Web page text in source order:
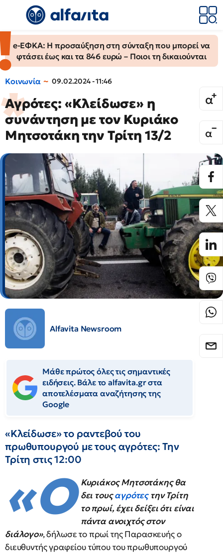
e-ΕΦΚΑ: Η προσαύξηση στη σύνταξη που μπορεί να
φτάσει έως και τα 846 ευρώ – Ποιοι τη δικαιούνται
Κοινωνία 09.02.2024 - 11:46
Αγρότες: «Κλείδωσε» η
συνάντηση με τον Κυριάκο
Μητσοτάκη την Τρίτη 13/2
Alfavita Newsroom
Μάθε πρώτος όλες τις σημαντικές
ειδήσεις. Βάλε το alfavita.gr στα
αποτελέσματα αναζήτησης της
Google
«Κλείδωσε» το ραντεβού του
πρωθυπουργού με τους αγρότες: Την
Τρίτη στις 12:00
«Ο Κυριάκος Μητσοτάκης θα
δει τουςαγρότες την Τρίτη
το πρωί, έχει δείξει ότι είναι
πάντα ανοιχτός στον
διάλογο», δήλωσε το πρωί της Παρασκευής ο
διευθυντής γραφείου τύπου του πρωθυπουργού